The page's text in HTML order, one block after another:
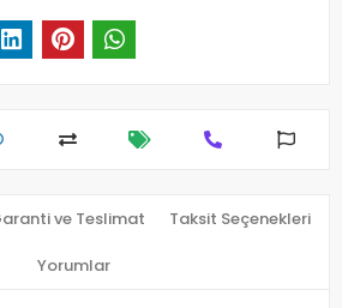
ve Teslimat Taksit Seçenekleri
Yorumlar